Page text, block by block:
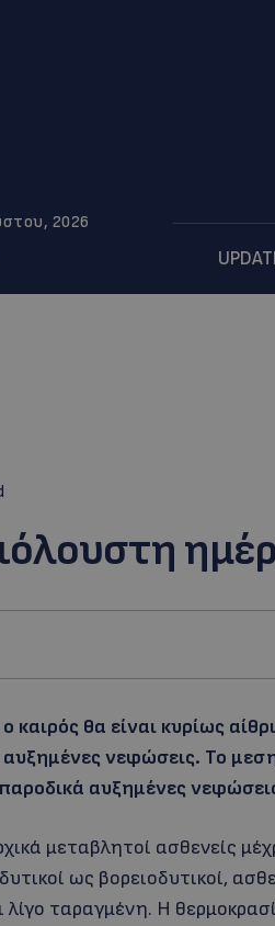
2026
καιρός θα είναι κυρίως
νεφώσεις. Το
αυξημένες
μεταβλητοί ασθενείς
ως βορειοδυτικοί,
λίγο ταραγμένη. Η